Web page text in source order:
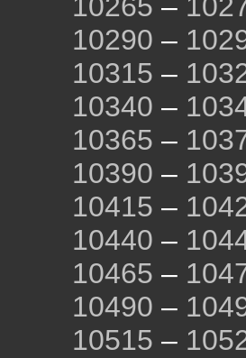
10265 –
10290 –
10315 –
10340 –
10365 –
10390 –
10415 –
10440 –
10465 –
10490 –
10515 –